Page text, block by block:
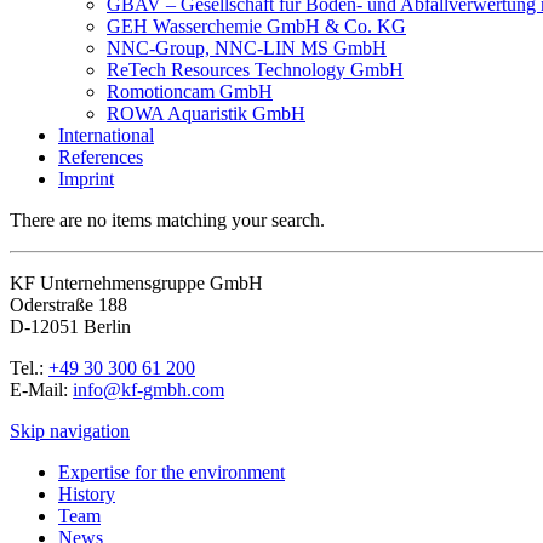
GBAV – Gesellschaft für Boden- und Abfallverwertung
GEH Wasserchemie GmbH & Co. KG
NNC-Group, NNC-LIN MS GmbH
ReTech Resources Technology GmbH
Romotioncam GmbH
ROWA Aquaristik GmbH
International
References
Imprint
There are no items matching your search.
KF Unternehmensgruppe GmbH
Oderstraße 188
D-12051 Berlin
Tel.: +49 30 300 61 200
E-Mail: info@kf-gmbh.com
Skip navigation
Expertise for the environment
History
Team
News